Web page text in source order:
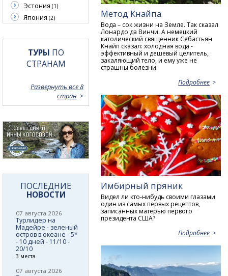
Метод Кнайпа
Вода – сок жизни на Земле. Так сказал
Лонардо да Винчи. А немецкий
католический священник Себастьян
Кнайп сказал: холодная вода -
эффективный и дешевый целитель,
закаляющий тело, и ему уже не
страшны болезни.
Подробнее
Имбирный пряник
Видел ли кто-нибудь своими глазами
один из самых первых рецептов,
записанных матерью первого
президента США?
Подробнее
Эстония (1)
Япония (2)
ТУРЫ ПО
СТРАНАМ
Развернуть все 8
стран
ПОСЛЕДНИЕ
НОВОСТИ
07 августа 2026
Турлидер на
Мадейре - зеленый
остров в океане - 5*
- 10 дней - 11/10 -
20/10
3 места
07 августа 2026